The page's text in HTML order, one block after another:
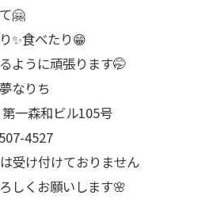
🤗
✨食べたり😁
ように頑張ります🤭
りち
一森和ビル105号
4527
受け付けておりません
しくお願いします🌸